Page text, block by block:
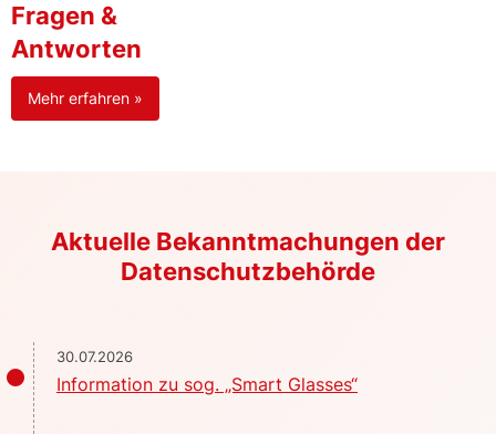
Fragen &
Antworten
Mehr erfahren »
Aktuelle Bekanntmachungen der
Datenschutzbehörde
30.07.2026
Information zu sog. „Smart Glasses“